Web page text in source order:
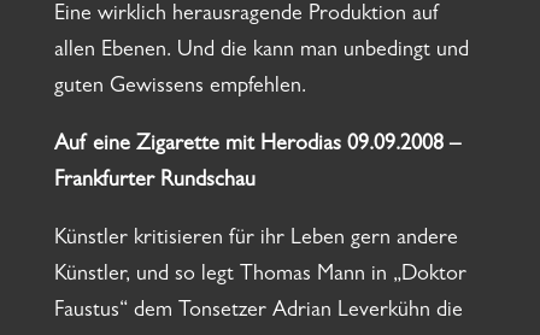
Eine wirklich herausragende Produktion auf
allen Ebenen. Und die kann man unbedingt und
guten Gewissens empfehlen.
Auf eine Zigarette mit Herodias 09.09.2008 –
Frankfurter Rundschau
Künstler kritisieren für ihr Leben gern andere
Künstler, und so legt Thomas Mann in „Doktor
Faustus“ dem Tonsetzer Adrian Leverkühn die